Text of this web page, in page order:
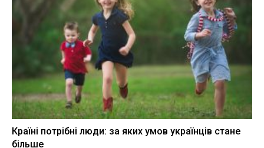
Країні потрібні люди: за яких умов українців стане
більше